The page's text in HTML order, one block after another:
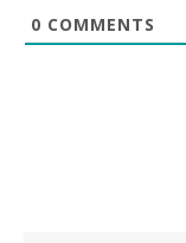
0 COMMENTS